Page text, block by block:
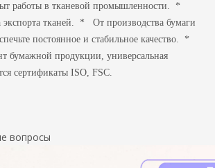
работы в тканевой промышленности. *
экспорта тканей. * От производства бумаги
постоянное и стабильное качество. *
бумажной продукции, универсальная
сертификаты ISO, FSC.
вопросы